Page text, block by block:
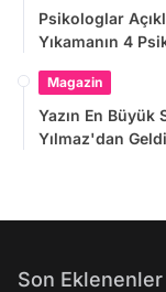
Psikologlar
Yıkamanın 4
Magazin
Yazın En Büyük
Yılmaz'dan
Son Eklenenler